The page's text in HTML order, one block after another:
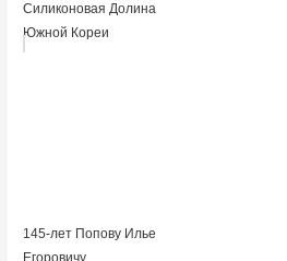
Силиконовая Долина
Южной Кореи
145-лет Попову Илье